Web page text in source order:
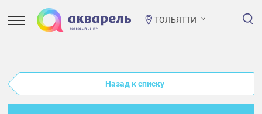
ТОЛЬЯТТИ
Назад к списку